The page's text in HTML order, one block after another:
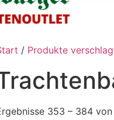
/ Produkte
353 – 384